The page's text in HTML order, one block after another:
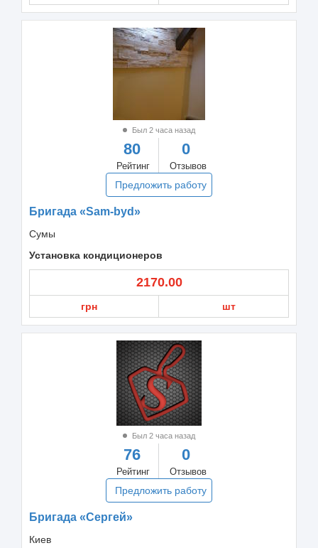
Был 2 часа назад
80
Рейтинг
0
Отзывов
Предложить работу
Бригада «Sam-byd»
Сумы
Установка кондиционеров
2170.00
грн шт
Был 2 часа назад
76
Рейтинг
0
Отзывов
Предложить работу
Бригада «Сергей»
Киев